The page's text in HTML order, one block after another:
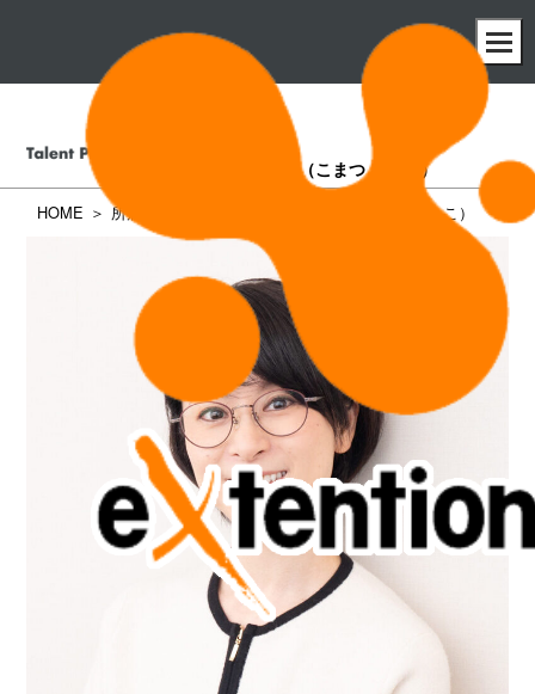
小松 美智子（こまつ みちこ）
HOME 所属タレント一覧 小松 美智子（こまつ みちこ）